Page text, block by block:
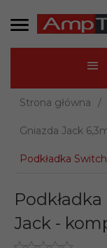
Strona główna
Gniazda Jack
Podkładka
Jack -